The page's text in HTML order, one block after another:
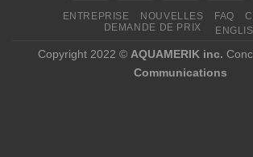
ENTREPRISE NOUVELLES FAQ
DEMANDE DE PRIX
Copyright 2022 © AQUAMERIK inc.
Communications